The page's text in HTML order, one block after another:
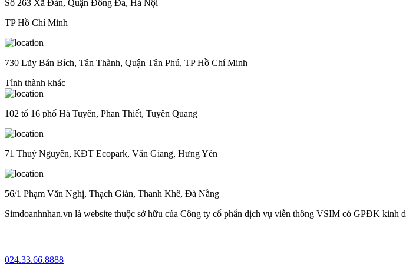
Số 263 Xã Đàn, Quận Đống Đa, Hà Nội
TP Hồ Chí Minh
730 Lũy Bán Bích, Tân Thành, Quận Tân Phú, TP Hồ Chí Minh
Tỉnh thành khác
102 tổ 16 phố Hà Tuyên, Phan Thiết, Tuyên Quang
71 Thuỷ Nguyên, KĐT Ecopark, Văn Giang, Hưng Yên
56/1 Phạm Văn Nghị, Thạch Gián, Thanh Khê, Đà Nẵng
Simdoanhnhan.vn là website thuộc sở hữu của Công ty cổ phẩn dịch vụ viễn thông VSIM có GPĐK kinh
024.33.66.8888